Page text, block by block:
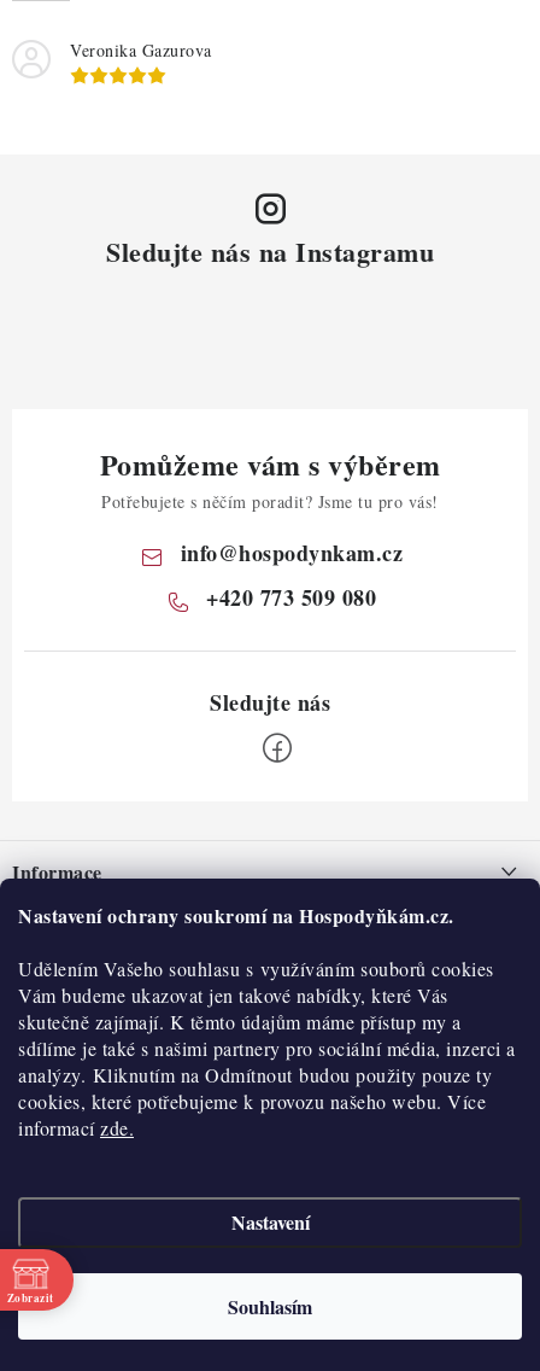
Nastavení ochrany soukromí na Hospodyňkám.cz.
Udělením Vašeho souhlasu s využíváním souborů cookies
Vám budeme ukazovat jen takové nabídky, které Vás
skutečně zajímají. K těmto údajům máme přístup my a
sdílíme je také s našimi partnery pro sociální média, inzerci a
analýzy. Kliknutím na Odmítnout budou použity pouze ty
cookies, které potřebujeme k provozu našeho webu. Více
informacízde.
Nastavení
Souhlasím
Veronika Gazurova
Sledujte nás na Instagramu
Pomůžeme vám s výběrem
Potřebujete s něčím poradit? Jsme tu pro vás!
info@hospodynkam.cz
+420 773 509 080
pInformace
Nepřevzetí zásilky na dobírku
Obchodní podmínky
Hodnocení obchodu
Blog
Moje objednávka
O nás
Historie
Kontakty
O nákupu
Reklamace a vratky
Výdejní místa
Velkoobchod
Doprava a platba
Vytvořil Shoptet
Copyright 2026
cookies
Zobrazit